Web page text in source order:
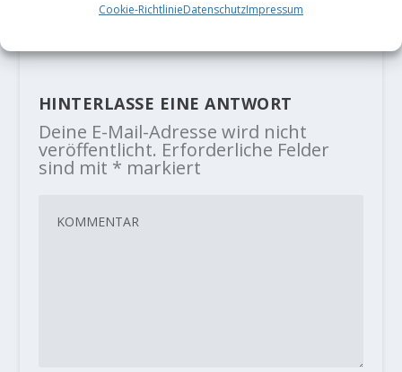
Cookie-RichtlinieDatenschutzImpressum
23. April 2020
HINTERLASSE EINE ANTWORT
Deine E-Mail-Adresse wird nicht
veröffentlicht. Erforderliche Felder
sind mit * markiert